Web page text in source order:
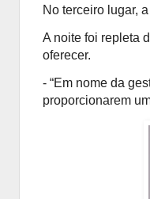
No terceiro lugar,
A noite foi repleta
oferecer.
- “Em nome da
proporcionarem